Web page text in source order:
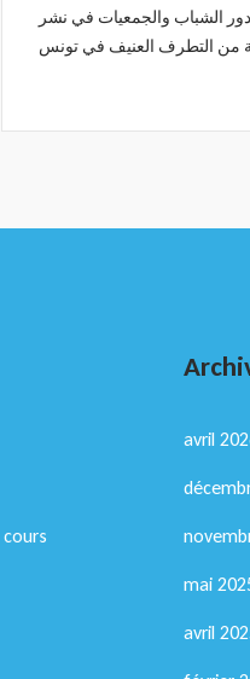
الشباب والجمعيات في نشر
avril
mai
avril